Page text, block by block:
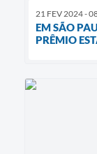
21 FEV 2024 -
EM SÃO
PRÊMIO